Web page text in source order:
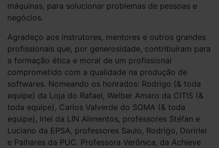
máquinas, para solucionar problemas de pessoas e
negócios.
Agradeço aos instrutores, mentores e outros grandes
profissionais que, por generosidade, contribuíram para
a formação ética e moral de um profissional
comprometido com a qualidade na produção de
softwares. Nomeando os honrados: Rodrigo (& toda
equipe) da Loja do Rafael, Welber Amaro da CITIS (&
toda equipe), Carlos Valverde do SOMA (& toda
equipe), Irlei da LIN Alimentos, professores Stéfan e
Luciano da EPSA, professores Saulo, Rodrigo, Dorirlei
e Palhares da PUC. Professora Verônica, da Achieve